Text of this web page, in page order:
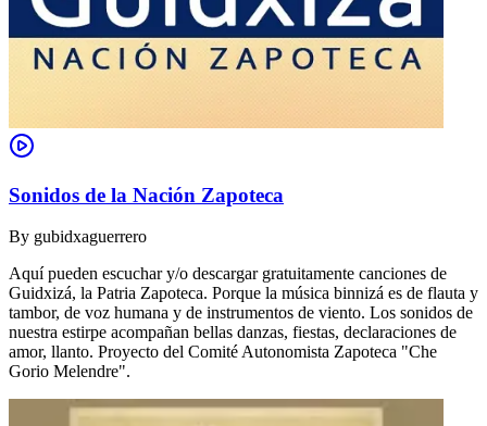
Sonidos de la Nación Zapoteca
By gubidxaguerrero
Aquí pueden escuchar y/o descargar gratuitamente canciones de
Guidxizá, la Patria Zapoteca. Porque la música binnizá es de flauta y
tambor, de voz humana y de instrumentos de viento. Los sonidos de
nuestra estirpe acompañan bellas danzas, fiestas, declaraciones de
amor, llanto. Proyecto del Comité Autonomista Zapoteca "Che
Gorio Melendre".